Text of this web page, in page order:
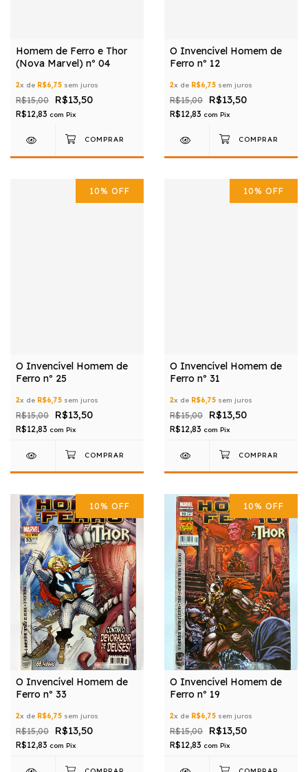
Homem de Ferro e Thor
(Nova Marvel) nº 04
2x de R$6,75 sem juros
R$15,00 R$13,50
R$12,83 com Pix
O Invencível Homem de
Ferro nº 12
2x de R$6,75 sem juros
R$15,00 R$13,50
R$12,83 com Pix
10% OFF
O Invencível Homem de
Ferro nº 25
2x de R$6,75 sem juros
R$15,00 R$13,50
R$12,83 com Pix
10% OFF
O Invencível Homem de
Ferro nº 31
2x de R$6,75 sem juros
R$15,00 R$13,50
R$12,83 com Pix
10% OFF
O Invencível Homem de
Ferro nº 33
2x de R$6,75 sem juros
R$15,00 R$13,50
R$12,83 com Pix
10% OFF
O Invencível Homem de
Ferro nº 19
2x de R$6,75 sem juros
R$15,00 R$13,50
R$12,83 com Pix